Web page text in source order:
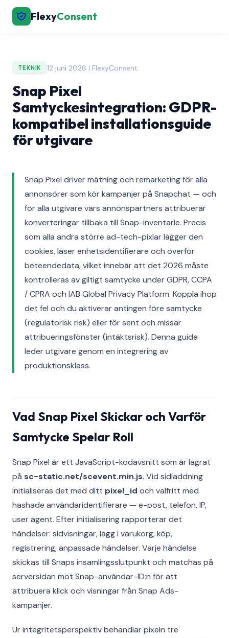
FlexyConsent
TEKNIK 12 juni 2026 | FlexyConsent
Snap Pixel
Samtyckesintegration: GDPR-
kompatibel installationsguide
för utgivare
Snap Pixel driver mätning och remarketing för alla
annonsörer som kör kampanjer på Snapchat — och
för alla utgivare vars annonspartners attribuerar
konverteringar tillbaka till Snap-inventarie. Precis
som alla andra större ad-tech-pixlar lägger den
cookies, läser enhetsidentifierare och överför
beteendedata, vilket innebär att det 2026 måste
kontrolleras av giltigt samtycke under GDPR, CCPA
/ CPRA och IAB Global Privacy Platform. Koppla ihop
det fel och du aktiverar antingen före samtycke
(regulatorisk risk) eller för sent och missar
attribueringsfönster (intäktsrisk). Denna guide
leder utgivare genom en integrering av
produktionsklass.
Vad Snap Pixel Skickar och Varför
Samtycke Spelar Roll
Snap Pixel är ett JavaScript-kodavsnitt som är lagrat
på sc-static.net/scevent.min.js. Vid sidladdning
initialiseras det med ditt pixel_id och valfritt med
hashade användaridentifierare — e-post, telefon, IP,
user agent. Efter initialisering rapporterar det
händelser: sidvisningar, lägg i varukorg, köp,
registrering, anpassade händelser. Varje händelse
skickas till Snaps insamlingsslutpunkt och matchas på
serversidan mot Snap-användar-ID:n för att
attribuera klick och visningar från Snap Ads-
kampanjer.
Ur integritetsperspektiv behandlar pixeln tre